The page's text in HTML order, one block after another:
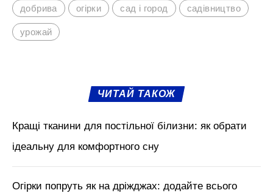
добрива огірки сад і город садівництво
урожай
ЧИТАЙ ТАКОЖ
Кращі тканини для постільної білизни: як обрати
ідеальну для комфортного сну
Огірки попруть як на дріжджах: додайте всього